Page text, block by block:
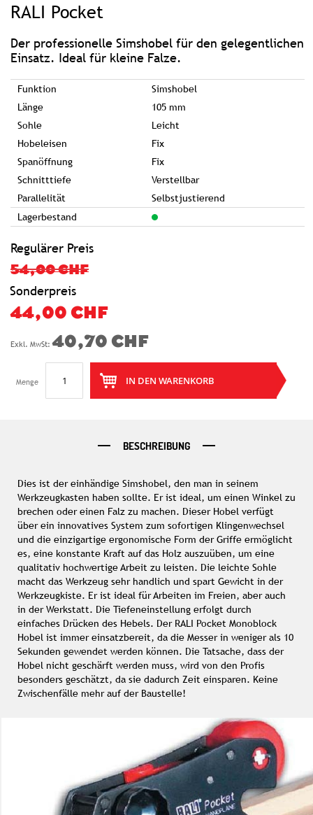
RALI Pocket
Der professionelle Simshobel für den gelegentlichen
Einsatz. Ideal für kleine Falze.
Funktion
Simshobel
Länge
105 mm
Sohle
Leicht
Hobeleisen
Fix
Spanöffnung
Fix
Schnitttiefe
Verstellbar
Parallelität
Selbstjustierend
Lagerbestand
Regulärer Preis
54,00 CHF
Sonderpreis
44,00 CHF
40,70 CHF
Menge IN DEN WARENKORB
Bildgalerie
BESCHREIBUNG
Dies ist der einhändige Simshobel, den man in seinem
Werkzeugkasten haben sollte. Er ist ideal, um einen Winkel zu
brechen oder einen Falz zu machen. Dieser Hobel verfügt
über ein innovatives System zum sofortigen Klingenwechsel
und die einzigartige ergonomische Form der Griffe ermöglicht
es, eine konstante Kraft auf das Holz auszuüben, um eine
qualitativ hochwertige Arbeit zu leisten. Die leichte Sohle
macht das Werkzeug sehr handlich und spart Gewicht in der
Werkzeugkiste. Er ist ideal für Arbeiten im Freien, aber auch
in der Werkstatt. Die Tiefeneinstellung erfolgt durch
einfaches Drücken des Hebels. Der RALI Pocket Monoblock
Hobel ist immer einsatzbereit, da die Messer in weniger als 10
Sekunden gewendet werden können. Die Tatsache, dass der
Hobel nicht geschärft werden muss, wird von den Profis
besonders geschätzt, da sie dadurch Zeit einsparen. Keine
Zwischenfälle mehr auf der Baustelle!